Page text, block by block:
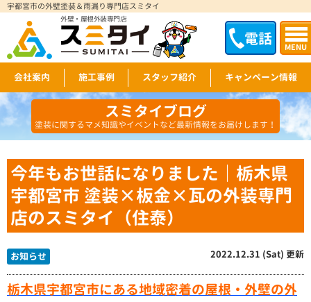
電話 MENU
宇都宮市の外壁塗装＆雨漏り専門店スミタイ
外壁・屋根外装専門店
会社案内 施工事例 スタッフ紹介 キャンペーン情報
スミタイブログ
塗装に関するマメ知識やイベントなど最新情報をお届けします！
今年もお世話になりました｜栃木県
宇都宮市 塗装×板金×瓦の外装専門
店のスミタイ（住泰）
お知らせ 2022.12.31 (Sat) 更新
栃木県宇都宮市にある地域密着の屋根・外壁の外